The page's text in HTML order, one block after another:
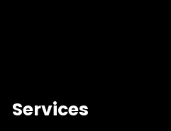
Services